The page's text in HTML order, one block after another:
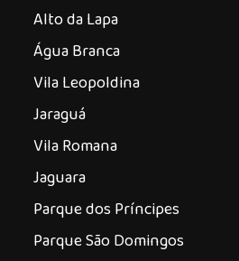
Alto da Lapa
Água Branca
Vila Leopoldina
Jaraguá
Vila Romana
Jaguara
Parque dos Príncipes
Parque São Domingos